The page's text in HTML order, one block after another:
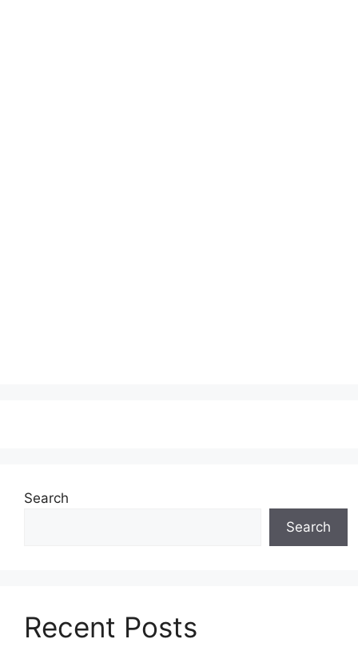
Search
Search
Recent Posts